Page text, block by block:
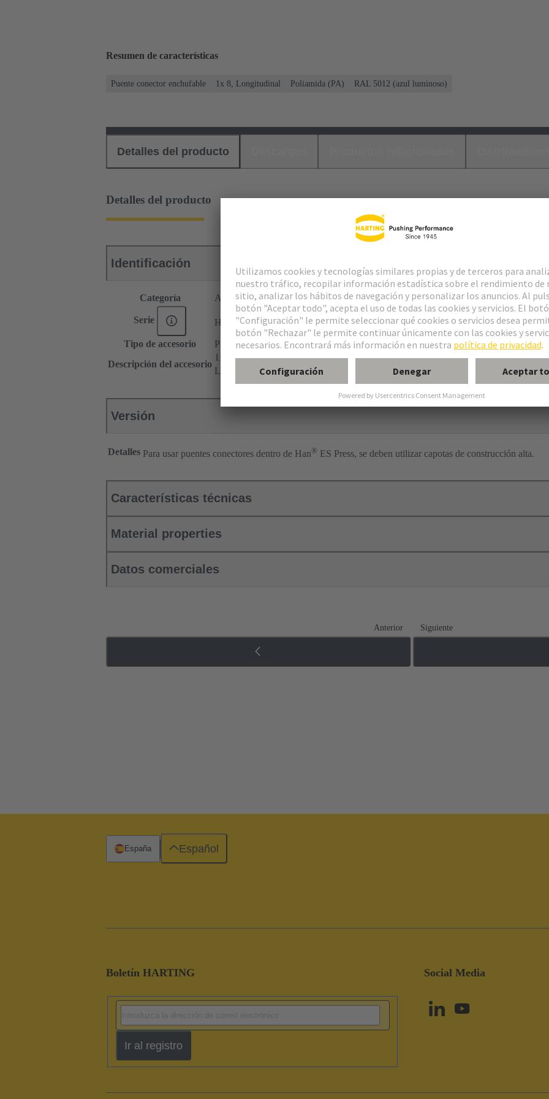
Resumen de características
Puente conector enchufable 1x 8, Longitudinal Poliamida (PA) RAL 5012 (azul luminoso)
Detalles del producto
Detalles del producto
Identificación
Categoría Accesorios
Serie Han ®ES Press
Tipo de accesorio
Puente conector enchufable
Descripción del accesorio
1x 8
Longitudinal
Versión
Detalles Para usar puentes conectores dentro de Han® ES Press, se deben utilizar capotas de construcción alta.
Características técnicas
Material properties
Datos comerciales
Anterior Siguiente
Boletín HARTING
Ir al registro
Social Media
España Español